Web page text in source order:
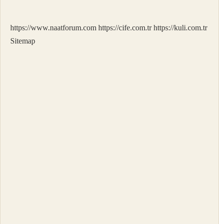
https://www.naatforum.com https://cife.com.tr https://kuli.com.tr
Sitemap